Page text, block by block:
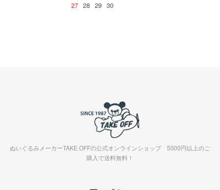
27 28 29 30
ぬいぐるみメーカーTAKE OFFの公式オンラインショップ 5000円以上のご
購入で送料無料！